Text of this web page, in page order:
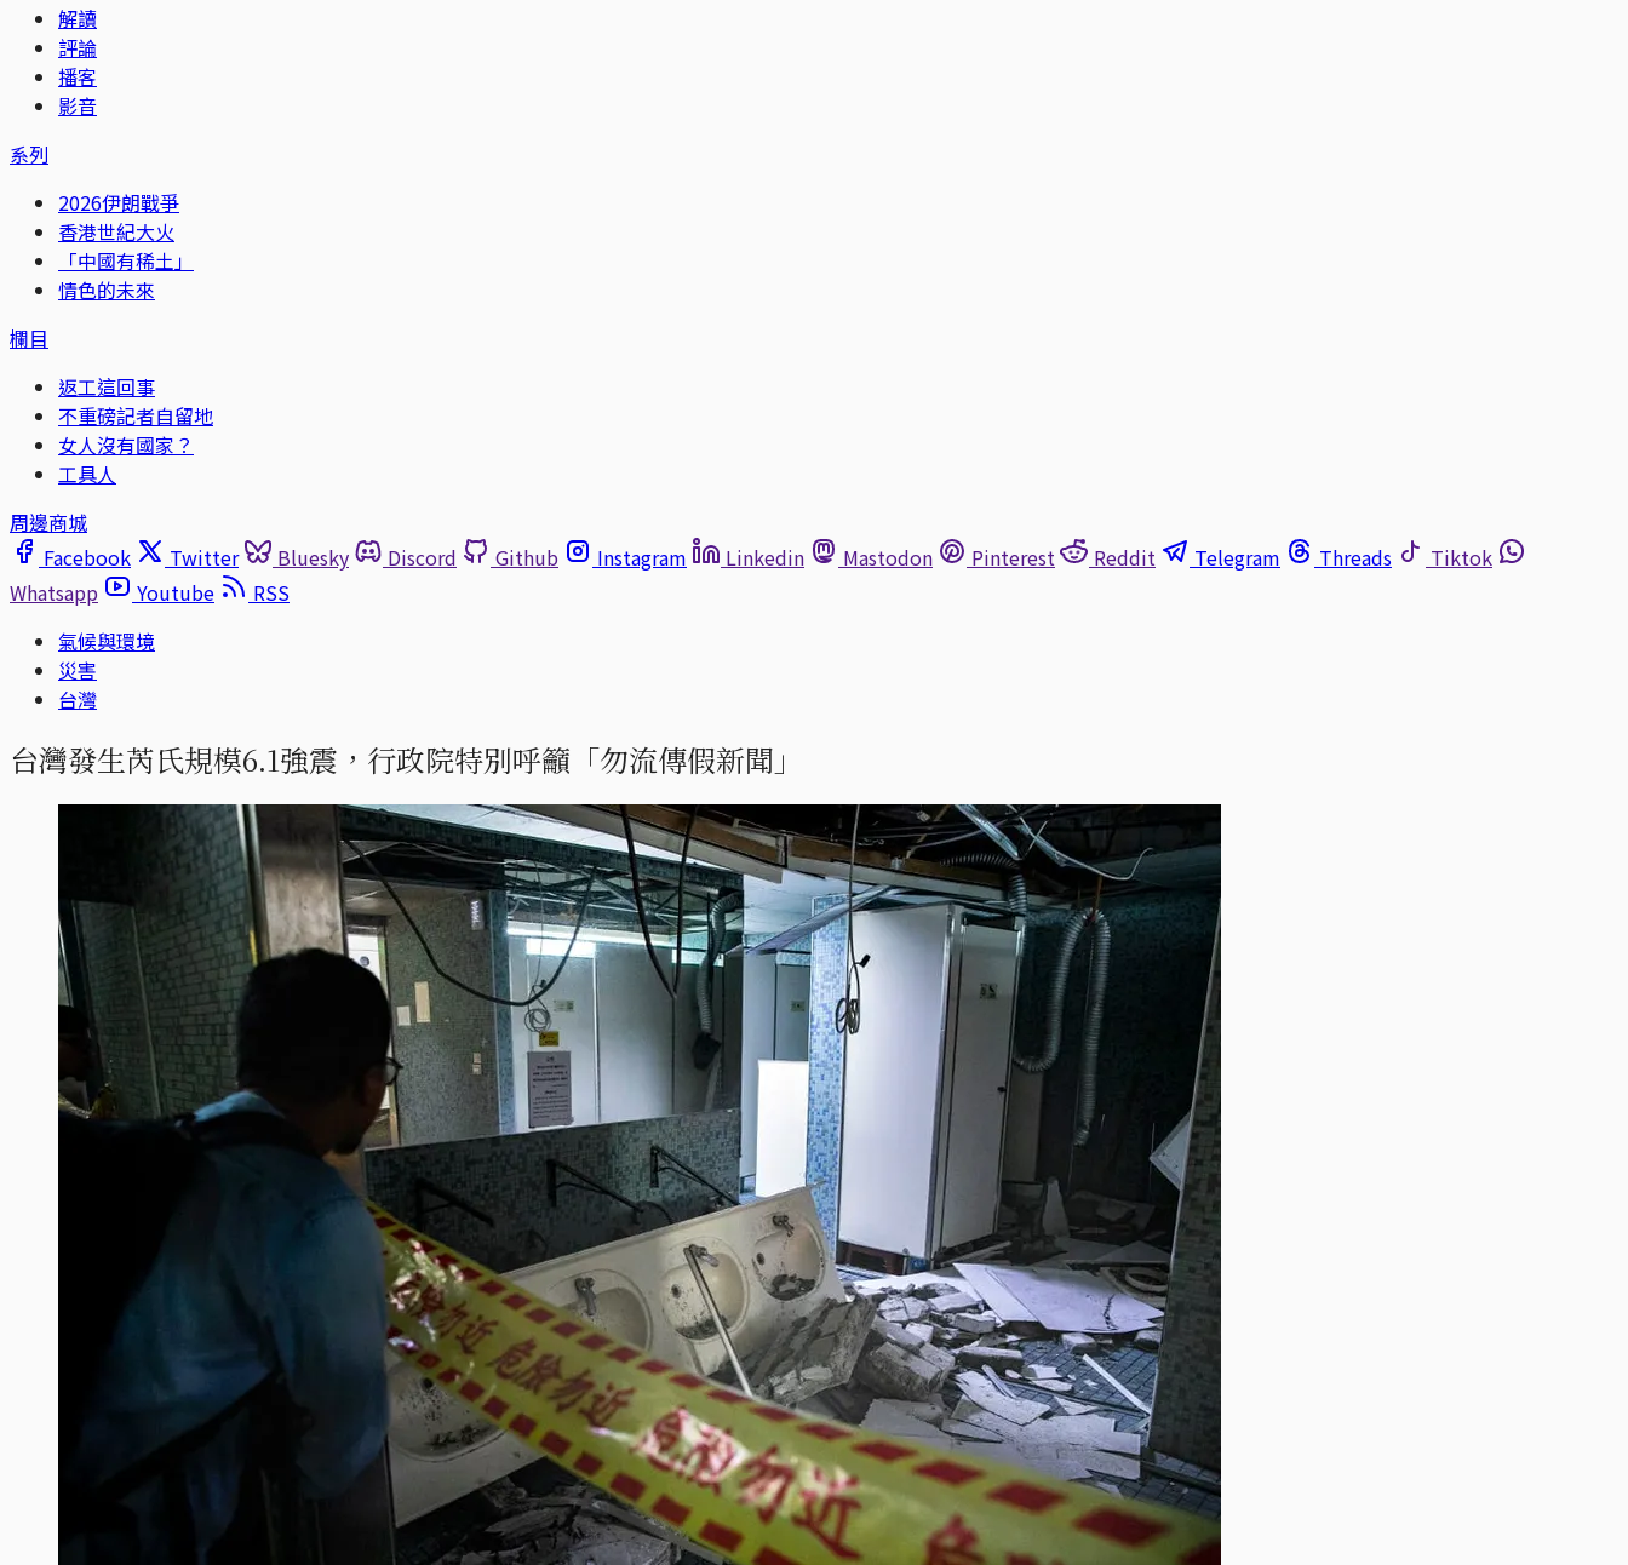
解讀
評論
播客
影音
系列
2026伊朗戰爭
香港世紀大火
「中國有稀土」
情色的未來
欄目
返工這回事
不重磅記者自留地
女人沒有國家？
工具人
周邊商城
Facebook
Twitter Bluesky Discord Github Instagram Linkedin Mastodon Pinterest Reddit Telegram Threads
Tiktok
Whatsapp
Youtube
RSS
氣候與環境
災害
台灣
台灣發生芮氏規模6.1強震，行政院特別呼籲「勿流傳假新聞」